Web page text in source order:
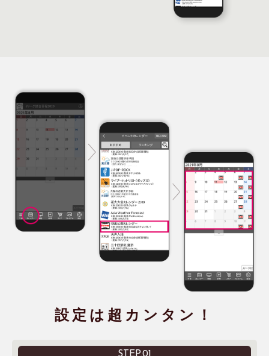
設定は超カンタン！